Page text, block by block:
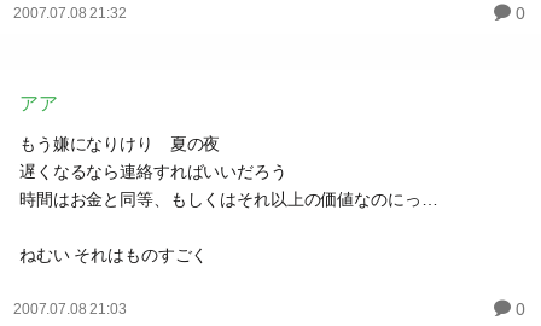
2007.07.08 21:32 0
アア
もう嫌になりけり 夏の夜
遅くなるなら連絡すればいいだろう
時間はお金と同等、もしくはそれ以上の価値なのにっ…
ねむい それはものすごく
2007.07.08 21:03 0